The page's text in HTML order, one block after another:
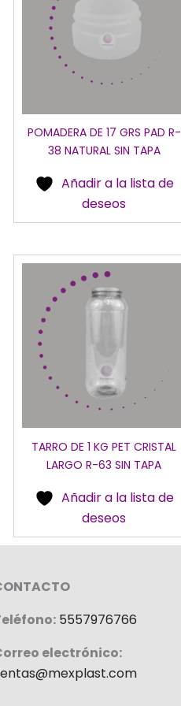
POMADERA DE 17 GRS PAD R-
38 NATURAL SIN TAPA
Añadir a la lista de
deseos
TARRO DE 1 KG PET CRISTAL
LARGO R-63 SIN TAPA
Añadir a la lista de
deseos
5557976766
electrónico: